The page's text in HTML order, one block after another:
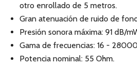
otro enrollado de 5 metros.
Gran atenuación de ruido de
Presión sonora máxima: 91 dB/
Gama de frecuencias: 16 -
Potencia nominal: 55 Ohm.